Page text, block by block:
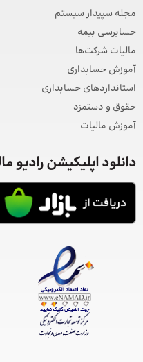
مجله سپیدار سیستم
حسابرسی بیمه
مالیات شرکت‌ها
آموزش حسابداری
استانداردهای حسابداری
حقوق و دستمزد
آموزش مالیات
دانلود اپلیکیشن رادیو